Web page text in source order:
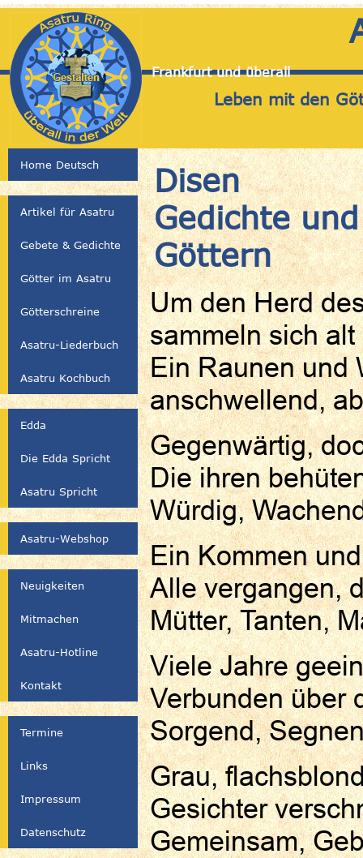
Frankfurt und überall
Leben mit den
Disen
Gedichte
Göttern
Um den Herd
sammeln sich
Ein Raunen und
anschwellend,
Gegenwärtig,
Die ihren
Würdig,
Ein Kommen
Alle vergangen,
Mütter, Tanten,
Viele Jahre
Verbunden über
Sorgend,
Grau,
Gesichter
Gemeinsam,
Home Deutsch
Artikel für Asatru
Gebete & Gedichte
Götter im Asatru
Götterschreine
Asatru-Liederbuch
Asatru Kochbuch
Edda
Die Edda Spricht
Asatru Spricht
Asatru-Webshop
Neuigkeiten
Mitmachen
Asatru-Hotline
Kontakt
Termine
Links
Impressum
Datenschutz